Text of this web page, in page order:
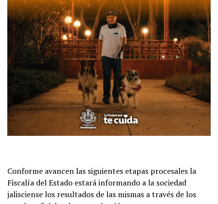
Conforme avancen las siguientes etapas procesales la
Fiscalía del Estado estará informando a la sociedad
jalisciense los resultados de las mismas a través de los